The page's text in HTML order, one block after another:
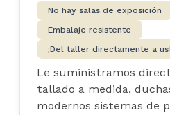
No hay salas de exposición
Embalaje resistente
¡Del taller directamente a
Le suministramos
tallado a medida,
modernos sistemas de